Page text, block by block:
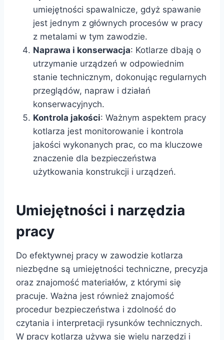
umiejętności spawalnicze, gdyż spawanie
jest jednym z głównych procesów w pracy
z metalami w tym zawodzie.
Naprawa i konserwacja: Kotlarze dbają o
utrzymanie urządzeń w odpowiednim
stanie technicznym, dokonując regularnych
przeglądów, napraw i działań
konserwacyjnych.
Kontrola jakości: Ważnym aspektem pracy
kotlarza jest monitorowanie i kontrola
jakości wykonanych prac, co ma kluczowe
znaczenie dla bezpieczeństwa
użytkowania konstrukcji i urządzeń.
Umiejętności i narzędzia
pracy
Do efektywnej pracy w zawodzie kotlarza
niezbędne są umiejętności techniczne, precyzja
oraz znajomość materiałów, z którymi się
pracuje. Ważna jest również znajomość
procedur bezpieczeństwa i zdolność do
czytania i interpretacji rysunków technicznych.
W pracy kotlarza używa się wielu narzędzi i